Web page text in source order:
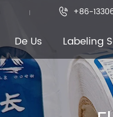
 +86-
De Us Labeling